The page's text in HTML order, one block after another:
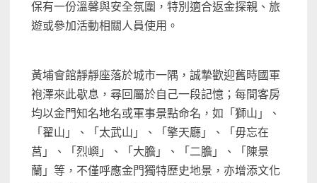
保有一份溫馨與安全氛圍，特別適合返金探親、旅
遊或參加活動相關人員使用。
黃埔會館靜靜座落於城市一隅，誠摯歡迎舊時國軍
袍澤來此歇息，尋回屬於自己一段記憶；每間客房
均以金門知名地名或軍事景點命名，如「獅山」、
「翟山」、「太武山」、「擎天廳」、「毋忘在
莒」、「烈嶼」、「大膽」、「二膽」、「陳景
蘭」等，不僅呼應金門獨特歷史地景，亦增添文化